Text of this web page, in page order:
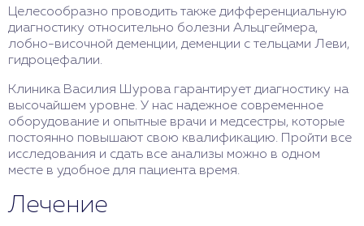
Целесообразно проводить также дифференциальную
диагностику относительно болезни Альцгеймера,
лобно-височной деменции, деменции с тельцами Леви,
гидроцефалии.
Клиника Василия Шурова гарантирует диагностику на
высочайшем уровне. У нас надежное современное
оборудование и опытные врачи и медсестры, которые
постоянно повышают свою квалификацию. Пройти все
исследования и сдать все анализы можно в одном
месте в удобное для пациента время.
Лечение